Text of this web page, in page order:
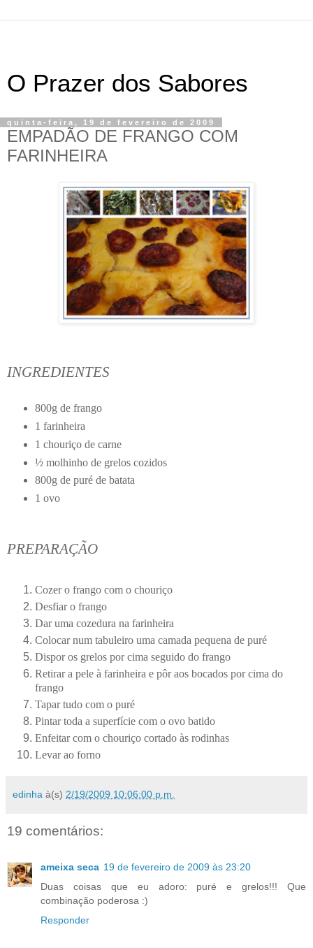
O Prazer dos Sabores
quinta-feira, 19 de fevereiro de 2009
EMPADÃO DE FRANGO COM
FARINHEIRA
INGREDIENTES
800g de frango
1 farinheira
1 chouriço de carne
½ molhinho de grelos cozidos
800g de puré de batata
1 ovo
PREPARAÇÃO
Cozer o frango com o chouriço
Desfiar o frango
Dar uma cozedura na farinheira
Colocar num tabuleiro uma camada pequena de puré
Dispor os grelos por cima seguido do frango
Retirar a pele à farinheira e pôr aos bocados por cima do
frango
Tapar tudo com o puré
Pintar toda a superfície com o ovo batido
Enfeitar com o chouriço cortado às rodinhas
Levar ao forno
edinha à(s) 2/19/2009 10:06:00 p.m.
19 comentários:
ameixa seca 19 de fevereiro de 2009 às 23:20
Duas coisas que eu adoro: puré e grelos!!! Que
combinação poderosa :)
Responder